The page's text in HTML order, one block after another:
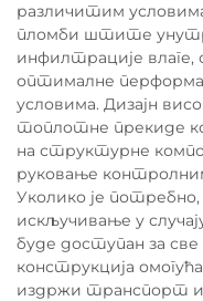
различитим
пломби штите
инфилтрације влаге,
оптималне
условима. Дизајн
топлотне прекиде
на структурне
руковање
Уколико је потребно,
искључивање у
буде доступан за све
конструкција
издржи транспорт